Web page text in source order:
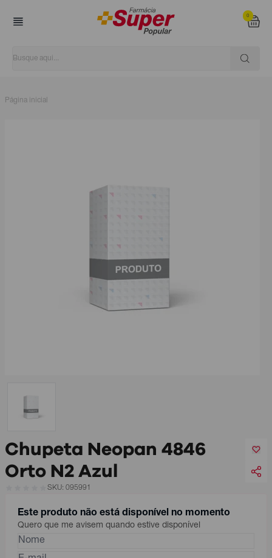
0
Página inicial
Chupeta Neopan 4846
Orto N2 Azul
SKU: 095991
Este produto não está disponível no momento
Quero que me avisem quando estive disponível